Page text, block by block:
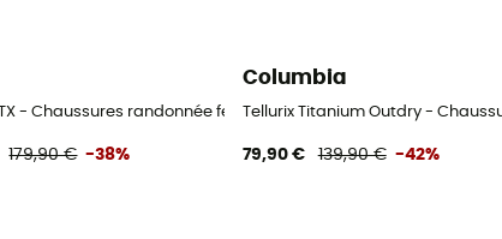
- Chaussures randonnée femme
179,90 € -38%
Columbia
Tellurix Titanium Outdry -
79,90 € 139,90 € -42%